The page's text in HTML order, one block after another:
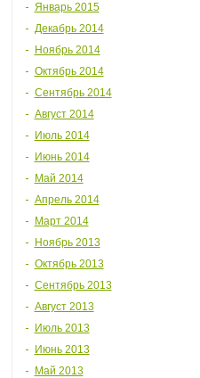
Январь 2015
Декабрь 2014
Ноябрь 2014
Октябрь 2014
Сентябрь 2014
Август 2014
Июль 2014
Июнь 2014
Май 2014
Апрель 2014
Март 2014
Ноябрь 2013
Октябрь 2013
Сентябрь 2013
Август 2013
Июль 2013
Июнь 2013
Май 2013